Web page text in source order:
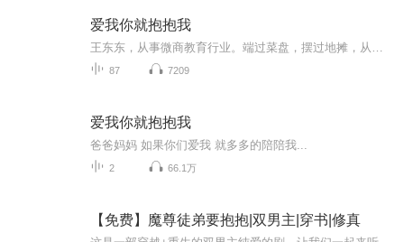
爱我你就抱抱我
87 7209
爱我你就抱抱我
爸爸妈妈 如果你们爱我 就多多的陪陪我...
2 66.1万
【免费】魔尊徒弟要抱抱|双男主|穿书|修真